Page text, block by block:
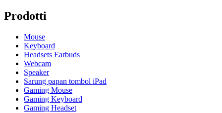
Prodotti
Mouse
Keyboard
Headsets Earbuds
Webcam
Speaker
Sarung papan tombol iPad
Gaming Mouse
Gaming Keyboard
Gaming Headset